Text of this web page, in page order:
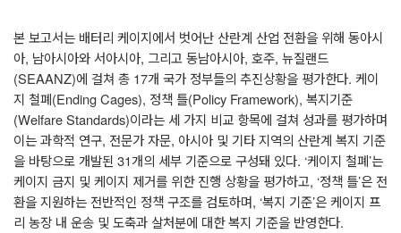
본 보고서는 배터리 케이지에서 벗어난 산란계 산업 전환을 위해 동아시
아, 남아시아와 서아시아, 그리고 동남아시아, 호주, 뉴질랜드
(SEAANZ)에 걸쳐 총 17개 국가 정부들의 추진상황을 평가한다. 케이
지 철폐(Ending Cages), 정책 틀(Policy Framework), 복지기준
(Welfare Standards)이라는 세 가지 비교 항목에 걸쳐 성과를 평가하며
이는 과학적 연구, 전문가 자문, 아시아 및 기타 지역의 산란계 복지 기준
을 바탕으로 개발된 31개의 세부 기준으로 구성돼 있다. ‘케이지 철폐’는
케이지 금지 및 케이지 제거를 위한 진행 상황을 평가하고, ‘정책 틀’은 전
환을 지원하는 전반적인 정책 구조를 검토하며, ‘복지 기준’은 케이지 프
리 농장 내 운송 및 도축과 살처분에 대한 복지 기준을 반영한다.